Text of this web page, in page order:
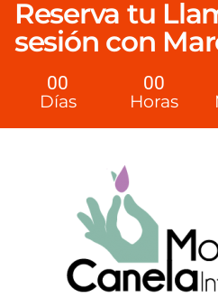
Reserva tu
sesión con
00
Días
00
Horas